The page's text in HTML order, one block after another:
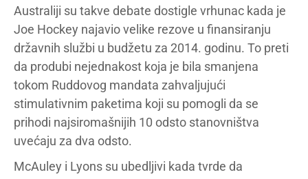
Australiji su takve debate dostigle vrhunac kada je
Joe Hockey najavio velike rezove u finansiranju
državnih službi u budžetu za 2014. godinu. To preti
da produbi nejednakost koja je bila smanjena
tokom Ruddovog mandata zahvaljujući
stimulativnim paketima koji su pomogli da se
prihodi najsiromašnijih 10 odsto stanovništva
uvećaju za dva odsto.
McAuley i Lyons su ubedljivi kada tvrde da